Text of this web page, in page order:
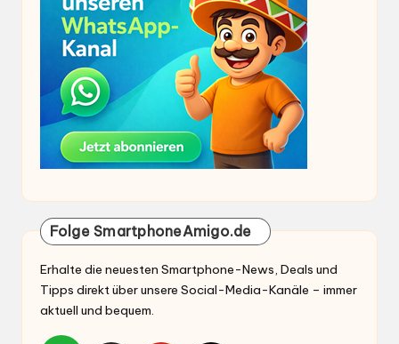
Folge SmartphoneAmigo.de
Erhalte die neuesten Smartphone-News, Deals und
Tipps direkt über unsere Social-Media-Kanäle – immer
aktuell und bequem.